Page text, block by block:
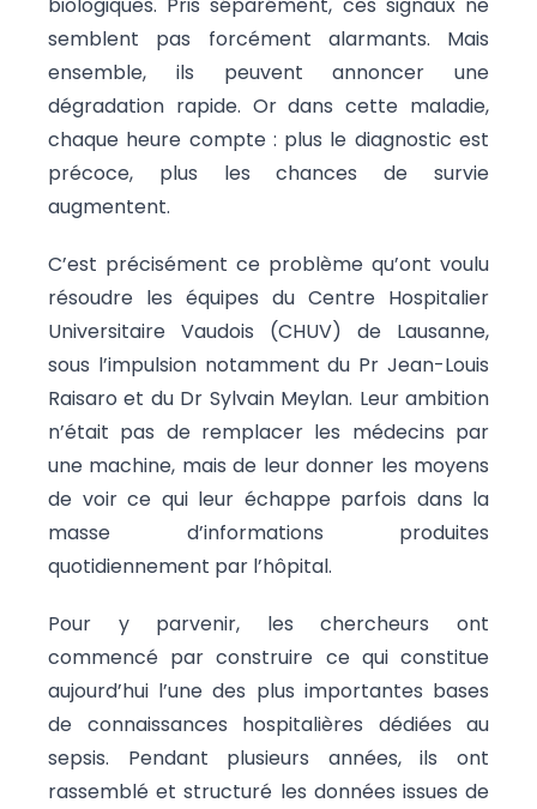
semblent pas forcément alarmants. Mais
ensemble, ils peuvent annoncer une
dégradation rapide. Or dans cette maladie,
chaque heure compte : plus le diagnostic est
précoce, plus les chances de survie
augmentent.
C’est précisément ce problème qu’ont voulu
résoudre les équipes du Centre Hospitalier
Universitaire Vaudois (CHUV) de Lausanne,
sous l’impulsion notamment du Pr Jean-Louis
Raisaro et du Dr Sylvain Meylan. Leur ambition
n’était pas de remplacer les médecins par
une machine, mais de leur donner les moyens
de voir ce qui leur échappe parfois dans la
masse d’informations produites
quotidiennement par l’hôpital.
Pour y parvenir, les chercheurs ont
commencé par construire ce qui constitue
aujourd’hui l’une des plus importantes bases
de connaissances hospitalières dédiées au
sepsis. Pendant plusieurs années, ils ont
rassemblé et structuré les données issues de